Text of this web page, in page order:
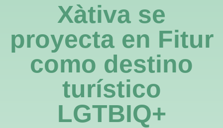
Xàtiva se
proyecta en Fitur
como destino
turístico
LGTBIQ+